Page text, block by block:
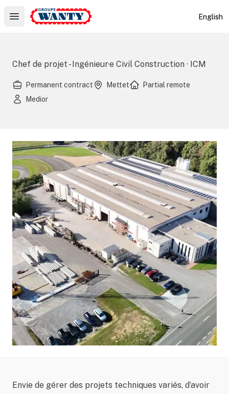
Open main menu
Le Groupe Wanty English
Chef de projet - Ingénieur·e Civil Construction · ICM
Permanent contract Mettet
Partial remote
Medior
Envie de gérer des projets techniques variés, d’avoir